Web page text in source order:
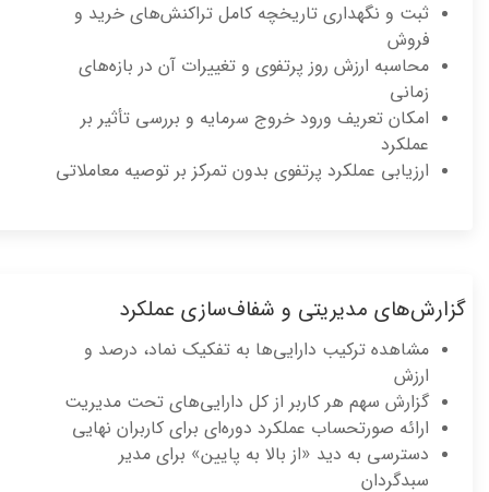
ثبت و نگهداری تاریخچه کامل تراکنش‌های خرید و
فروش
محاسبه ارزش روز پرتفوی و تغییرات آن در بازه‌های
زمانی
امکان تعریف ورود خروج سرمایه و بررسی تأثیر بر
عملکرد
ارزیابی عملکرد پرتفوی بدون تمرکز بر توصیه معاملاتی
مدیریتی و شفاف‌سازی عملکرد
مشاهده ترکیب دارایی‌ها به تفکیک نماد، درصد و
ارزش
گزارش سهم هر کاربر از کل دارایی‌های تحت مدیریت
ارائه صورتحساب عملکرد دوره‌ای برای کاربران نهایی
دسترسی به دید «از بالا به پایین» برای مدیر
سبدگردان